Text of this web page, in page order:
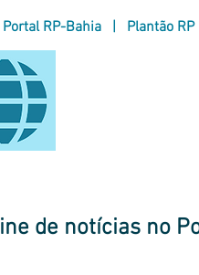
Portal RP-Bahia| Plantão
de notícias no